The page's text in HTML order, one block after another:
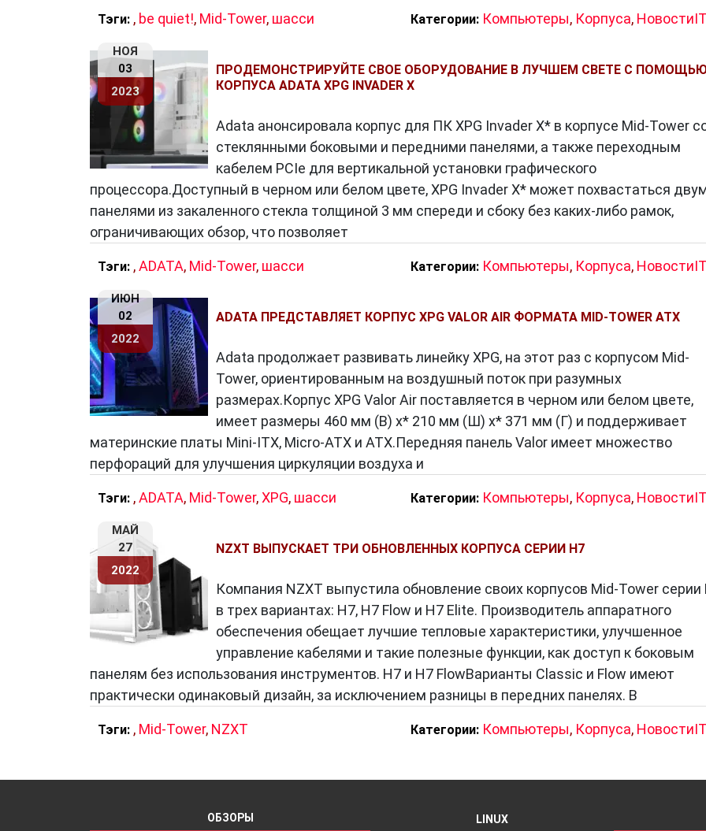
Тэги: , be quiet!, Mid-Tower, шасси Категории: Компьютеры, Корпуса,
НОЯ
03
2023
ПРОДЕМОНСТРИРУЙТЕ СВОЕ ОБОРУДОВАНИЕ В ЛУЧШЕМ СВЕТЕ С
КОРПУСА ADATA XPG INVADER X
Adata анонсировала корпус для ПК XPG Invader X* в корпусе Mid-Tower
стеклянными боковыми и передними панелями, а также переходным
кабелем PCIe для вертикальной установки графического
процессора.Доступный в черном или белом цвете, XPG Invader X* может похвастаться
панелями из закаленного стекла толщиной 3 мм спереди и сбоку без каких-либо рамок,
ограничивающих обзор, что позволяет
Тэги: ,ADATA, Mid-Tower, шасси Категории: Компьютеры, Корпуса,
ИЮН
02
2022
ADATA ПРЕДСТАВЛЯЕТ КОРПУС XPG VALOR AIR ФОРМАТА MID-TOWER ATX
Adata продолжает развивать линейку XPG, на этот раз с корпусом Mid-
Tower, ориентированным на воздушный поток при разумных
размерах.Корпус XPG Valor Air поставляется в черном или белом цвете,
имеет размеры 460 мм (В) x* 210 мм (Ш) x* 371 мм (Г) и поддерживает
материнские платы Mini-ITX, Micro-ATX и ATX.Передняя панель Valor имеет множество
перфораций для улучшения циркуляции воздуха и
Тэги: ,ADATA, Mid-Tower,XPG, шасси Категории: Компьютеры, Корпуса,
МАЙ
27
2022
NZXT ВЫПУСКАЕТ ТРИ ОБНОВЛЕННЫХ КОРПУСА СЕРИИ H7
Компания NZXT выпустила обновление своих корпусов Mid-Tower серии
в трех вариантах: H7, H7 Flow и H7 Elite. Производитель аппаратного
обеспечения обещает лучшие тепловые характеристики, улучшенное
управление кабелями и такие полезные функции, как доступ к боковым
панелям без использования инструментов. H7 и H7 FlowВарианты Classic и Flow имеют
практически одинаковый дизайн, за исключением разницы в передних панелях. В
Тэги: , Mid-Tower, NZXT Категории: Компьютеры, Корпуса,
ОБЗОРЫ LINUX